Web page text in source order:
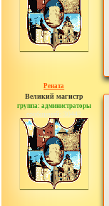
Рената
Великий магистр
группа: администраторы
сообщений: 30442